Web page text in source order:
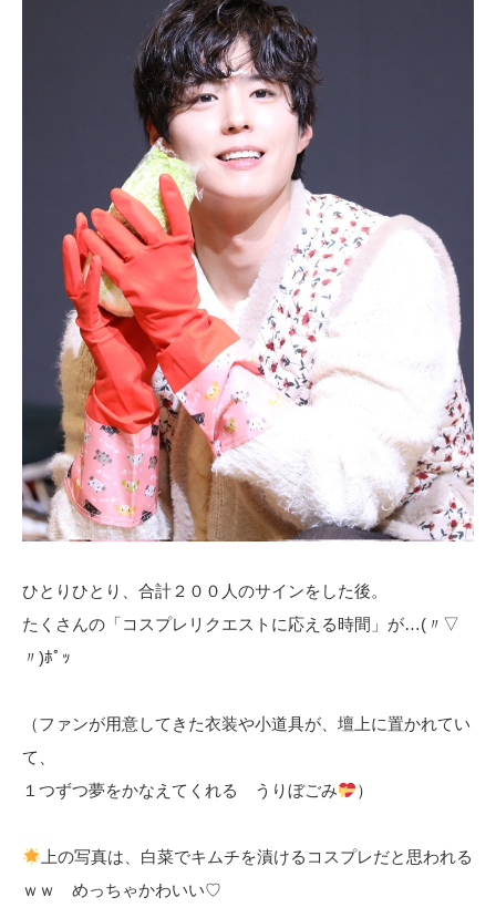
ひとりひとり、合計２００人のサインをした後。
たくさんの「コスプレリクエストに応える時間」が…(〃▽
〃)ﾎﾟｯ
（ファンが用意してきた衣装や小道具が、壇上に置かれてい
て、
１つずつ夢をかなえてくれる うりぼごみ
）
上の写真は、白菜でキムチを漬けるコスプレだと思われる
ｗｗ めっちゃかわいい♡